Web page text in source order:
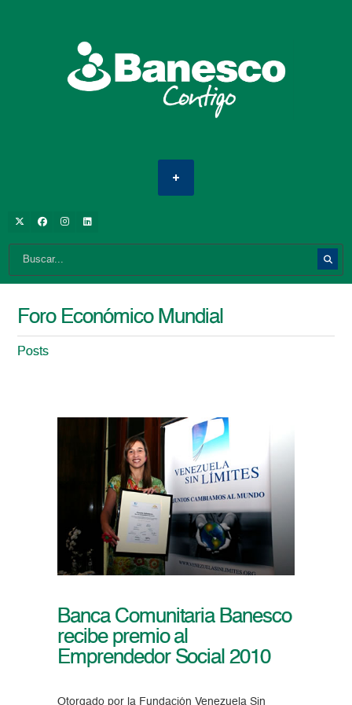
Foro Económico Mundial
Posts
Banca Comunitaria Banesco
recibe premio al
Emprendedor Social 2010
Otorgado por la Fundación Venezuela Sin